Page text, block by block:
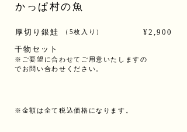
かっぱ村の魚
厚切り銀鮭 ¥2,900
（5枚入り）
干物セット
※ご要望に合わせてご用意いたしますの
でお問い合わせください。
※金額は全て税込価格になります。